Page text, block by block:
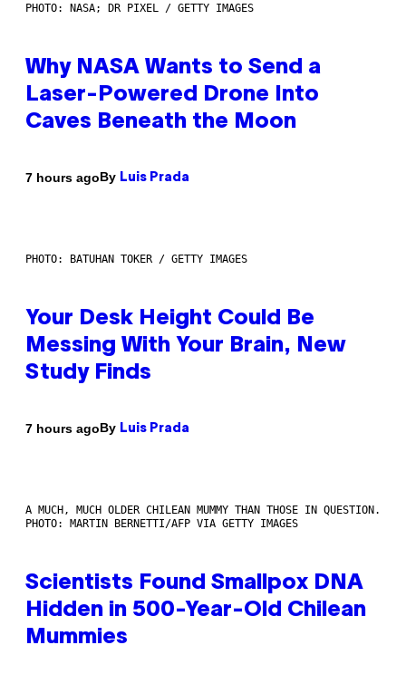
PHOTO: NASA; DR PIXEL / GETTY IMAGES
Why NASA Wants to Send a
Laser-Powered Drone Into
Caves Beneath the Moon
7 hours agoBy Luis Prada
PHOTO: BATUHAN TOKER / GETTY IMAGES
Your Desk Height Could Be
Messing With Your Brain, New
Study Finds
7 hours agoBy Luis Prada
A MUCH, MUCH OLDER CHILEAN MUMMY THAN THOSE IN QUESTION.
PHOTO: MARTIN BERNETTI/AFP VIA GETTY IMAGES
Scientists Found Smallpox DNA
Hidden in 500-Year-Old Chilean
Mummies